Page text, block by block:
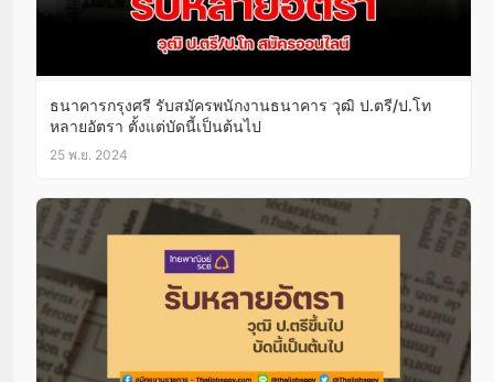
ธนาคารกรุงศรี รับสมัครพนักงานธนาคาร วุฒิ ป.ตรี/ป.โท
หลายอัตรา ตั้งแต่บัดนี้เป็นต้นไป
25 พ.ย. 2024